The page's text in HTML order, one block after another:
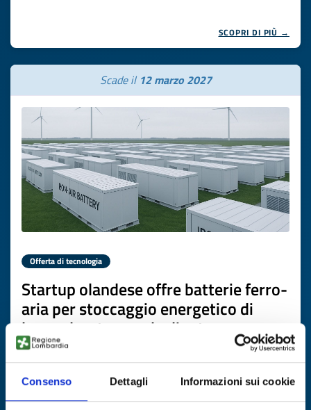
Consenso Dettagli Informazioni sui cookie
SCOPRI DI PIÙ →
Scade il 12 marzo 2027
Offerta di tecnologia
Startup olandese offre batterie ferro-
aria per stoccaggio energetico di
lunga durata a scala di rete
ID EEN: TONL20260203010